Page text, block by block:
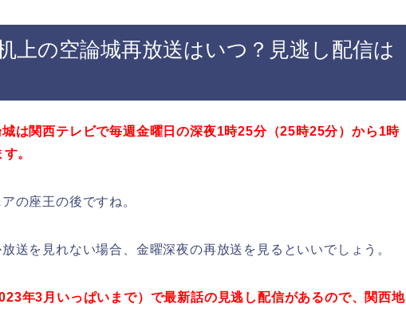
上の空論城再放送はいつ？見逃し配信は
は関西テレビで毎週金曜日の深夜1時25分（25時25分）から1時
。
の座王の後ですね。
送を見れない場合、金曜深夜の再放送を見るといいでしょう。
年3月いっぱいまで）で最新話の見逃し配信があるので、関西地